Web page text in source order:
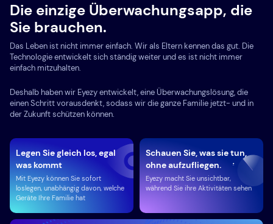
Die einzige Überwachungsapp, die
Sie brauchen.
Das Leben ist nicht immer einfach. Wir als Eltern kennen das gut. Die
Technologie entwickelt sich ständig weiter und es ist nicht immer
einfach mitzuhalten.
Deshalb haben wir Eyezy entwickelt, eine Überwachungslösung, die
einen Schritt vorausdenkt, sodass wir die ganze Familie jetzt- und in
der Zukunft schützen können.
Legen Sie gleich los, egal
was kommt
Mit Eyezy können Sie sofort
loslegen, unabhängig davon, welche
Geräte Ihre Familie hat
Schauen Sie, was sie tun,
ohne aufzufliegen.
Eyezy macht Sie unsichtbar,
während Sie ihre Aktivitäten sehen